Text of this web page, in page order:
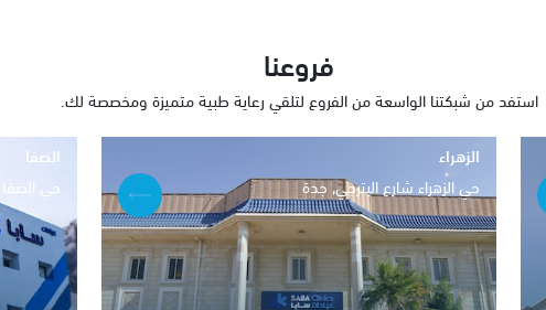
فروعنا
استفد من شبكتنا الواسعة من الفروع لتلقي رعاية طبية متميزة ومخصصة لك.
الزهراء
حي الزهراء شارع البترجي, جدة
الصفا
حي